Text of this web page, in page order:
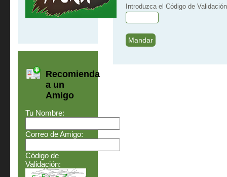
Recomienda
a un
Amigo
Tu Nombre:
Correo de Amigo:
Código de
Validación:
Introduzca el Código de